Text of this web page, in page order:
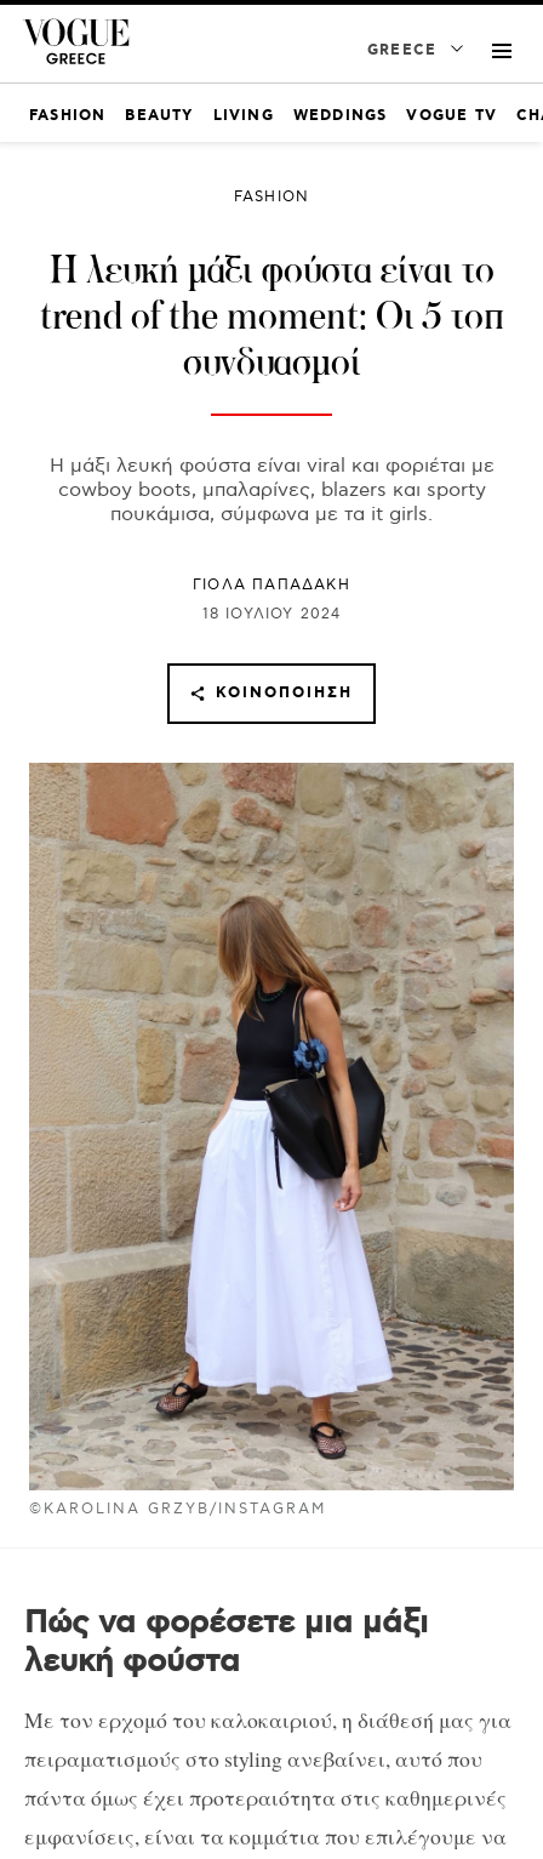
GREECE
FASHION BEAUTY LIVING WEDDINGS VOGUE TV
©KAROLINA GRZYB/INSTAGRAM
FASHION
Η λευκή μάξι φούστα είναι το
trend of the moment: Οι 5 τοπ
συνδυασμοί
Η μάξι λευκή φούστα είναι viral και φοριέται με
cowboy boots, μπαλαρίνες, blazers και sporty
πουκάμισα, σύμφωνα με τα it girls.
ΓΙΌΛΑ ΠΑΠΑΔΆΚΗ
18 ΙΟΥΛΊΟΥ 2024
ΚΟΙΝΟΠΟΊΗΣΗ
Πώς να φορέσετε μια μάξι
λευκή φούστα
Με τον ερχομό του καλοκαιριού, η διάθεσή μας για
πειραματισμούς στο styling ανεβαίνει, αυτό που
πάντα όμως έχει προτεραιότητα στις καθημερινές
εμφανίσεις, είναι τα κομμάτια που επιλέγουμε να